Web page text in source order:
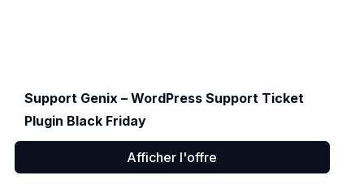
Support Genix – WordPress Support Ticket
Plugin Black Friday
Afficher l'offre